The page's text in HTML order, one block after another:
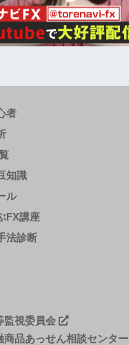
者
知識
ル
FX講座
法診断
視委員会
品あっせん相談センター